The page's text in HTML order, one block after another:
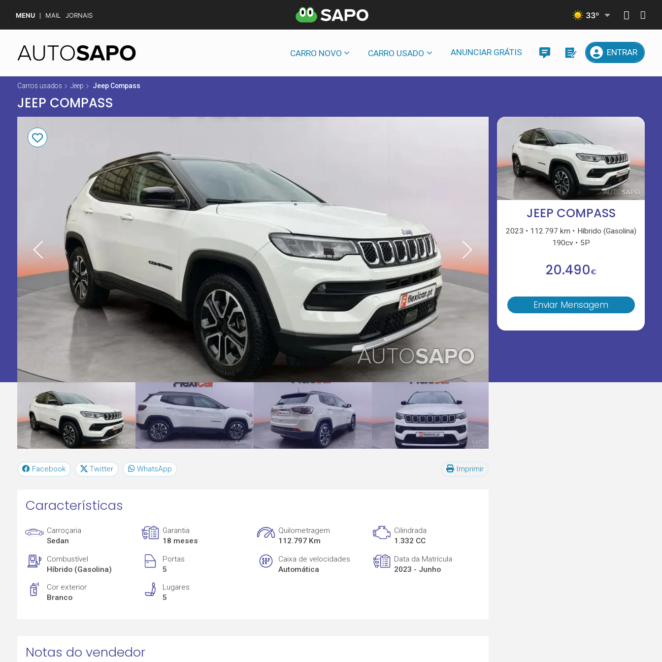
MENU MAIL JORNAIS 33º
CARRO NOVO CARRO USADO ANUNCIAR GRÁTIS ENTRAR
Carros usados Jeep Jeep Compass
JEEP COMPASS
JEEP COMPASS
2023 112.797 km
Híbrido (Gasolina)
190cv
5P
20.490€
Enviar Mensagem
Facebook Twitter WhatsApp Imprimir
Características
Carroçaria
Sedan
Garantia
18 meses
Quilometragem
112.797 Km
Cilindrada
1.332 CC
Combustível
Híbrido (Gasolina)
Portas
5
Caixa de velocidades
Automática
Data da Matrícula
2023 - Junho
Cor exterior
Branco
Lugares
5
Notas do vendedor